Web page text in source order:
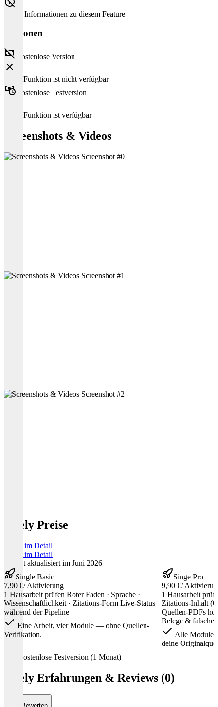
Keine Informationen zu diesem Feature
Versionen
Kostenlose Version
Diese Funktion ist nicht verfügbar
Kostenlose Testversion
Diese Funktion ist verfügbar
Screenshots & Videos
Citely Preise
Preise im Detail
Preise im Detail
Zuletzt aktualisiert im Juni 2026
Single Basic
7,90 €/ Aktivierung
1 Hausarbeit prüfen Roter Faden · Sprache ·
Wissenschaftlichkeit · Zitations-Form Live-Status
während der Pipeline
Eine Arbeit, vier Module — ohne Quellen-
Verifikation.
Singe Pro
9,90 €/
1 Hausarbeit
Zitations-Inhalt
Quellen-PDFs
Belege & falsche
Alle Module
deine
Kostenlose Testversion (1 Monat)
Citely Erfahrungen & Reviews (0)
Bewerten